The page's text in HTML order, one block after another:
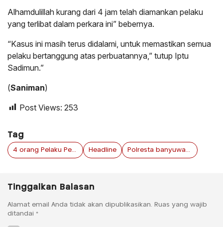
Alhamdulillah kurang dari 4 jam telah diamankan pelaku
yang terlibat dalam perkara ini” bebernya.
“Kasus ini masih terus didalami, untuk memastikan semua
pelaku bertanggung atas perbuatannya,” tutup Iptu
Sadimun.”
(Saniman)
Post Views: 253
Tag
Headline
Tinggalkan Balasan
Alamat email Anda tidak akan dipublikasikan.
Ruas yang wajib
ditandai *